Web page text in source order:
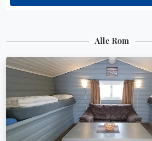
Alle Rom